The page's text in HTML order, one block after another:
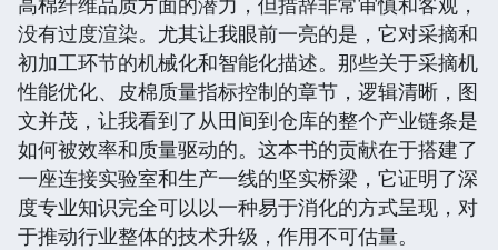
没有过度渲染。尤其让我眼前一亮的是，它对采摘和
初加工环节的机械化和智能化描述。那些关于采摘机
性能优化、皮棉质量指标控制的章节，逻辑清晰，图
文并茂，让我看到了从田间到仓库的整个产业链条是
如何被效率和质量驱动的。这本书的贡献在于搭建了
一座连接实验室和生产一线的坚实桥梁，它证明了深
度专业知识完全可以以一种易于消化的方式呈现，对
于推动行业整体的技术升级，作用不可估量。